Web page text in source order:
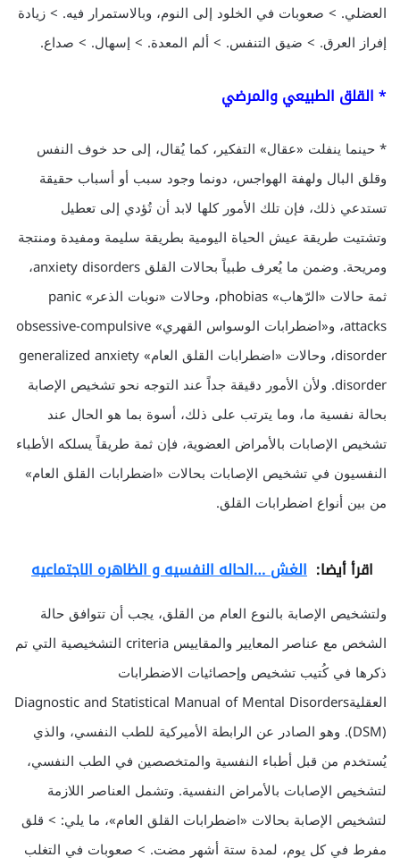
العضلي. > صعوبات في الخلود إلى النوم، وبالاستمرار فيه. > زيادة
إفراز العرق. > ضيق التنفس. > ألم المعدة. > إسهال. > صداع.
* القلق الطبيعي والمرضي
* حينما ينفلت «عقال» التفكير، كما يُقال، إلى حد خوف النفس
وقلق البال ولهفة الهواجس، دونما وجود سبب أو أسباب حقيقة
تستدعي ذلك، فإن تلك الأمور كلها لابد أن تُؤدي إلى تعطيل
وتشتيت طريقة عيش الحياة اليومية بطريقة سليمة ومفيدة ومنتجة
ومريحة. وضمن ما يُعرف طبياً بحالات القلق anxiety disorders،
ثمة حالات «الرّهاب» phobias، وحالات «نوبات الذعر» panic
attacks، و«اضطرابات الوسواس القهري» obsessive-compulsive
disorder، وحالات «اضطرابات القلق العام» generalized anxiety
disorder. ولأن الأمور دقيقة جداً عند التوجه نحو تشخيص الإصابة
بحالة نفسية ما، وما يترتب على ذلك، أسوة بما هو الحال عند
تشخيص الإصابات بالأمراض العضوية، فإن ثمة طريقاً يسلكه الأطباء
النفسيون في تشخيص الإصابات بحالات «اضطرابات القلق العام»
من بين أنواع اضطرابات القلق.
اقرأ أيضا: الغش …الحاله النفسيه و الظاهره الاجتماعيه
ولتشخيص الإصابة بالنوع العام من القلق، يجب أن تتوافق حالة
الشخص مع عناصر المعايير والمقاييس criteria التشخيصية التي تم
ذكرها في كُتيب تشخيص وإحصائيات الاضطرابات
العقليةDiagnostic and Statistical Manual of Mental Disorders
(DSM). وهو الصادر عن الرابطة الأميركية للطب النفسي، والذي
يُستخدم من قبل أطباء النفسية والمتخصصين في الطب النفسي،
لتشخيص الإصابات بالأمراض النفسية. وتشمل العناصر اللازمة
لتشخيص الإصابة بحالات «اضطرابات القلق العام»، ما يلي: > قلق
مفرط في كل يوم، لمدة ستة أشهر مضت. > صعوبات في التغلب